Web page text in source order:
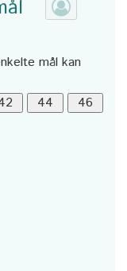
mål kan